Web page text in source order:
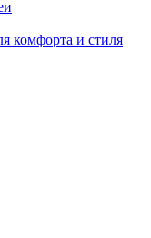
комфорта и стиля